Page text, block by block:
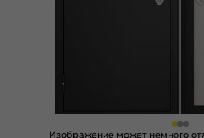
Изображение может немного